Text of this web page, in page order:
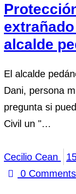
alcalde
El alcalde
Dani, persona
pregunta si
Civil un "…
Cecilio Cean
0 Comments